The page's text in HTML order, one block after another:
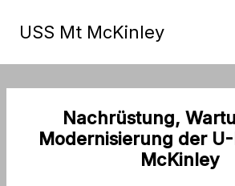
InhaltUSS Mt McKinley
Nachrüstung,
Modernisierung der U-
McKinley